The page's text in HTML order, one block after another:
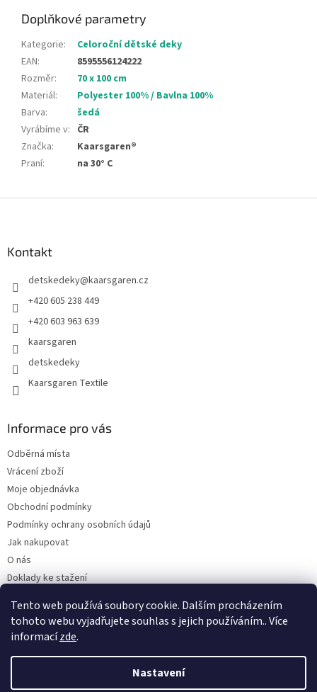
Tento web používá soubory cookie. Dalším procházením
tohoto webu vyjadřujete souhlas s jejich používáním.. Více
informacízde.
Nastavení
Doplňkové parametry
Kategorie:
Celoroční dětské deky
EAN:
8595556124222
Rozměr:
70 x 100 cm
Materiál:
Polyester 100% / Bavlna 100%
Barva:
šedá
Vyrábíme v: ČR
Značka:
Kaarsgaren®
Praní: na 30° C
Kontakt
detskedeky@kaarsgaren.cz
+420 605 238 449
+420 603 963 639
kaarsgaren
detskedeky
Kaarsgaren Textile
Informace pro vás
Odběrná místa
Vrácení zboží
Moje objednávka
Obchodní podmínky
Podmínky ochrany osobních údajů
Jak nakupovat
O nás
Doklady ke stažení
Velkoobchod
Vytvořil Shoptet